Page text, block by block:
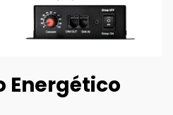
Energético